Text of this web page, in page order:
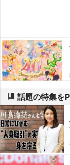
話題の特集を